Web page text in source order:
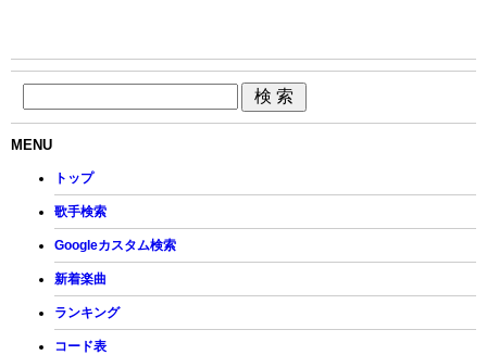
MENU
トップ
歌手検索
Googleカスタム検索
新着楽曲
ランキング
コード表